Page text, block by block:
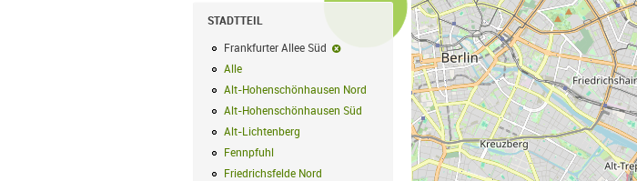
STADTTEIL
Frankfurter Allee Süd
Frankfurter Allee Süd-Filter entfernen
Alle
Alt-Hohenschönhausen Nord
Alt-Hohenschönhausen Nord Filter anwenden
Alt-Hohenschönhausen Süd
Alt-Hohenschönhausen Süd Filter anwenden
Alt-Lichtenberg Alt-Lichtenberg Filter anwenden
Fennpfuhl
Friedrichsfelde Nord
Friedrichsfelde Nord Filter anwenden